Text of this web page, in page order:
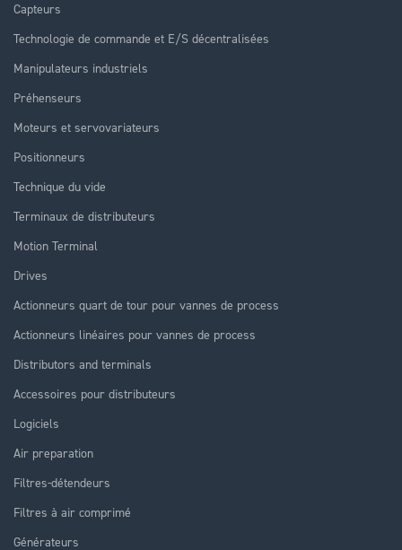
Capteurs
Technologie de commande et E/S décentralisées
Manipulateurs industriels
Préhenseurs
Moteurs et servovariateurs
Positionneurs
Technique du vide
Terminaux de distributeurs
Motion Terminal
Drives
Actionneurs quart de tour pour vannes de process
Actionneurs linéaires pour vannes de process
Distributors and terminals
Accessoires pour distributeurs
Logiciels
Air preparation
Filtres-détendeurs
Filtres à air comprimé
Générateurs